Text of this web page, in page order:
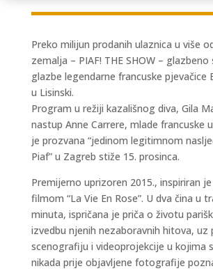
Preko milijun prodanih ulaznica u više
zemalja – PIAF! THE SHOW –
glazbe legendarne francuske pjevačice
u Lisinski.
Program u režiji kazališnog diva, Gila
nastup Anne Carrere, mlade francuske
je prozvana “jedinom legitimnom
Piaf” u Zagreb stiže 15. prosinca.
Premijerno uprizoren 2015., inspiriran
filmom “La Vie En Rose”. U dva čina u
minuta, ispričana je priča o životu
izvedbu njenih nezaboravnih hitova, uz
scenografiju i videoprojekcije u kojima
nikada prije objavljene fotografije